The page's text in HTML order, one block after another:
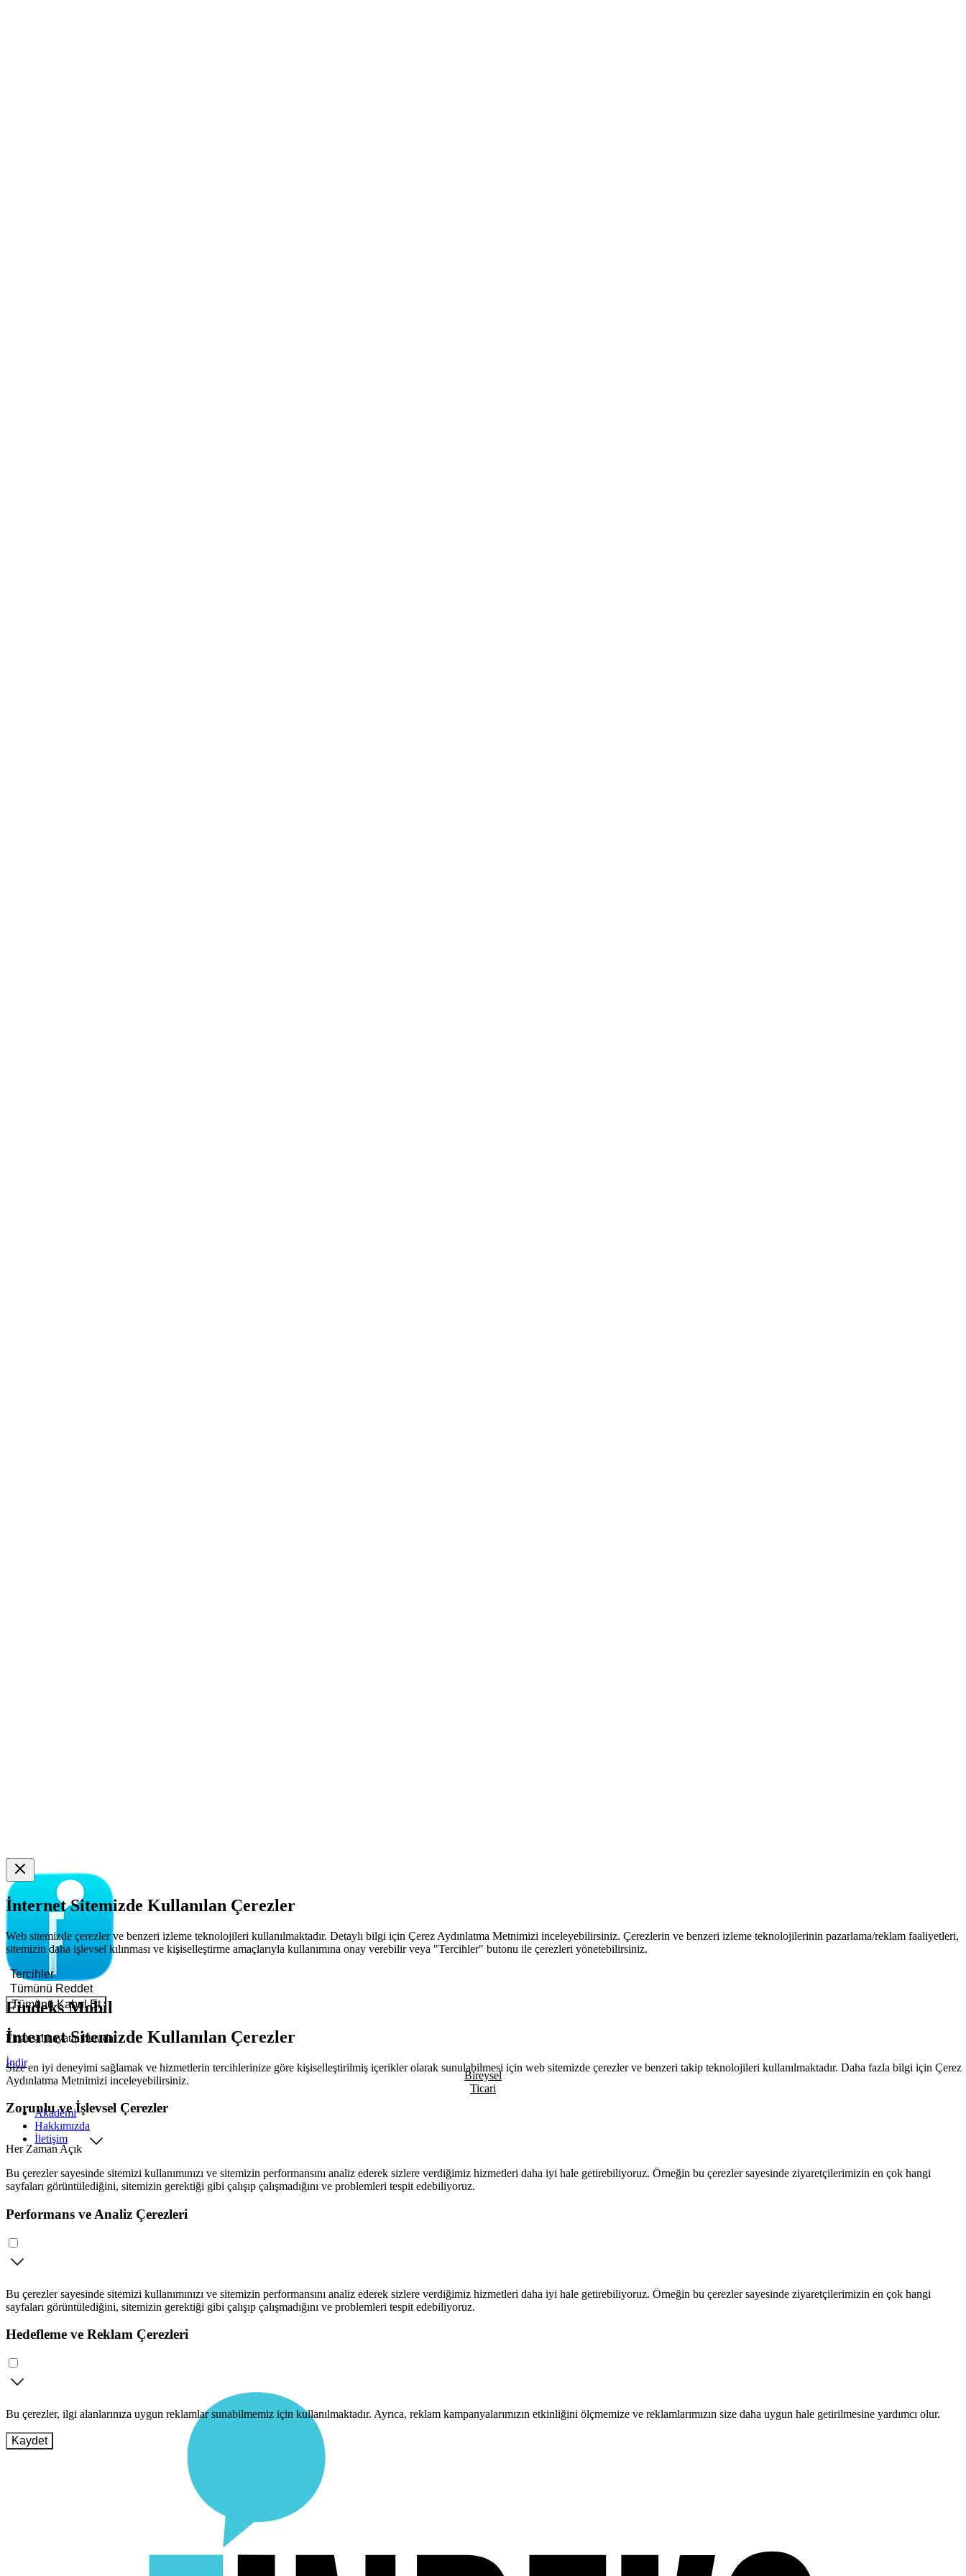
İnternet Sitemizde Kullanılan Çerezler
Web sitemizde çerezler ve benzeri izleme teknolojileri kullanılmaktadır. Detaylı bilgi için Çerez Aydınlatma Metnimizi inceleyebilirsiniz. Çerezlerin ve benzeri izleme teknolojilerinin pazarlama/reklam faaliyetleri,
sitemizin daha işlevsel kılınması ve kişiselleştirme amaçlarıyla kullanımına onay verebilir veya "Tercihler" butonu ile çerezleri yönetebilirsiniz.
Tercihler
Tümünü Reddet
Tümünü Kabul Et
İnternet Sitemizde Kullanılan Çerezler
Size en iyi deneyimi sağlamak ve hizmetlerin tercihlerinize göre kişiselleştirilmiş içerikler olarak sunulabilmesi için web sitemizde çerezler ve benzeri takip teknolojileri kullanılmaktadır. Daha fazla bilgi için Çerez
Aydınlatma Metnimizi inceleyebilirsiniz.
Zorunlu ve İşlevsel Çerezler
Her Zaman Açık
Bu çerezler sayesinde sitemizi kullanımınızı ve sitemizin performansını analiz ederek sizlere verdiğimiz hizmetleri daha iyi hale getirebiliyoruz. Örneğin bu çerezler sayesinde ziyaretçilerimizin en çok hangi
sayfaları görüntülediğini, sitemizin gerektiği gibi çalışıp çalışmadığını ve problemleri tespit edebiliyoruz.
Performans ve Analiz Çerezleri
Bu çerezler sayesinde sitemizi kullanımınızı ve sitemizin performansını analiz ederek sizlere verdiğimiz hizmetleri daha iyi hale getirebiliyoruz. Örneğin bu çerezler sayesinde ziyaretçilerimizin en çok hangi
sayfaları görüntülediğini, sitemizin gerektiği gibi çalışıp çalışmadığını ve problemleri tespit edebiliyoruz.
Hedefleme ve Reklam Çerezleri
Bu çerezler, ilgi alanlarınıza uygun reklamlar sunabilmemiz için kullanılmaktadır. Ayrıca, reklam kampanyalarımızın etkinliğini ölçmemize ve reklamlarımızın size daha uygun hale getirilmesine yardımcı olur.
Kaydet
Findeks Mobil
Finansal hayatın burada!
İndir
Bireysel
Ticari
Akademi
Hakkımızda
İletişim